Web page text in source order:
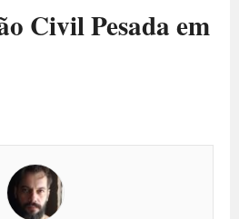
Civil Pesada em